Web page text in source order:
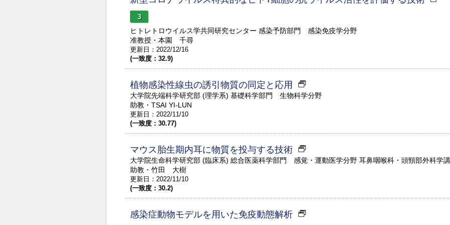
3
ヒトレトロウイルス学共同研究センター 感染予防部門 感染免疫学分野
准教授・本園 千尋
更新日：2022/12/16
(一致度：32.9)
植物感染性線虫の誘引物質の同定と応用
大学院先端科学研究部 (理学系) 基礎科学部門 生物科学分野
助教・TSAI YI-LUN
更新日：2022/11/10
(一致度：30.77)
マウス胎生期内耳に物質を投与する技術
大学院生命科学研究部 (臨床系) 総合医薬科学部門 感覚・運動医学分野 耳鼻咽喉科・頭頸部外科学
助教・竹田 大樹
更新日：2022/11/10
(一致度：30.2)
感染症動物モデルを用いた免疫動態解析